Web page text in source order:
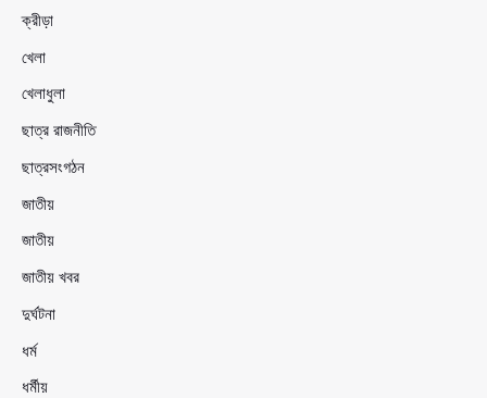
ক্রীড়া
খেলা
খেলাধুলা
ছাত্র রাজনীতি
ছাত্রসংগঠন
জাতীয়
জাতীয়
জাতীয় খবর
দুর্ঘটনা
ধর্ম
ধর্মীয়